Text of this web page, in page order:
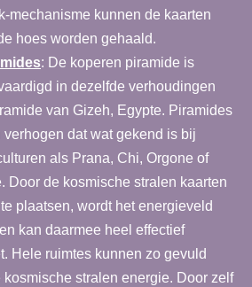
mechanisme kunnen de kaarten
hoes worden gehaald.
: De koperen piramide is
in dezelfde verhoudingen
van Gizeh, Egypte. Piramides
dat wat gekend is bij
als Prana, Chi, Orgone of
Door de kosmische stralen kaarten
plaatsen, wordt het energieveld
kan daarmee heel effectief
Hele ruimtes kunnen zo gevuld
kosmische stralen energie. Door zelf